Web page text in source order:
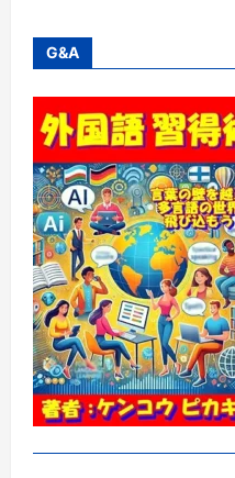
な
英
語
の
ギ
モ
ン
に
つ
い
て
さ
ら
に
読
む
G&A